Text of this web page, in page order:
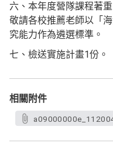
六、本年度營隊課程著
敬請各校推薦老師以「
究能力作為遴選標準。
七、檢送實施計畫1份。
相關附件